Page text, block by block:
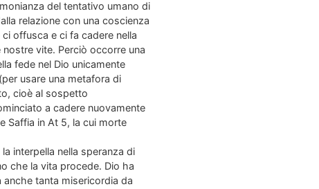
del tentativo umano di
relazione con una coscienza
offusca e ci fa cadere nella
vite. Perciò occorre una
fede nel Dio unicamente
usare una metafora di
cioè al sospetto
a cadere nuovamente
Saffia in At 5, la cui morte
interpella nella speranza di
che la vita procede. Dio ha
tanta misericordia da